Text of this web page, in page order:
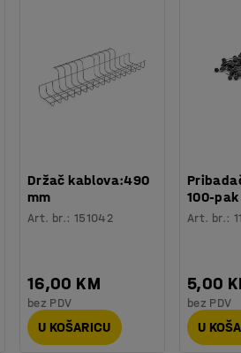
Držač kablova:490
mm
Art. br.: 151042
16,00 KM
bez PDV
U KOŠARICU
100-pak
Art. br.:
5,00
bez PDV
U